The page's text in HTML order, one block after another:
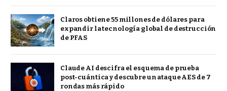
Claros obtiene 55 millones de dólares para
expandir la tecnología global de destrucción
de PFAS
Claude AI descifra el esquema de prueba
post-cuántica y descubre un ataque AES de 7
rondas más rápido